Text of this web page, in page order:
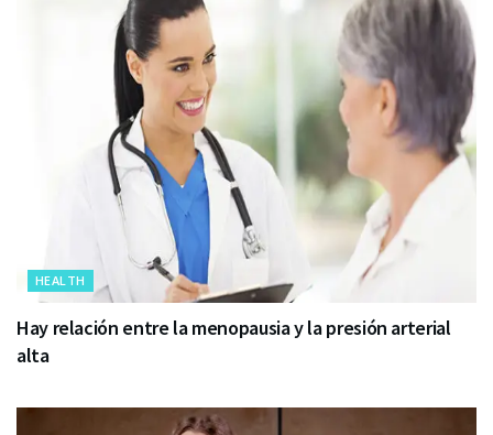
HEALTH
Hay relación entre la menopausia y la presión arterial
alta